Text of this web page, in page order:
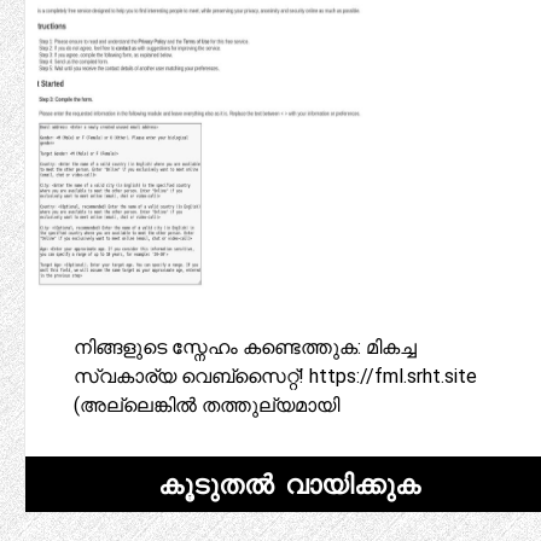
നിങ്ങളുടെ സ്നേഹം കണ്ടെത്തുക: മികച്ച
സ്വകാര്യ വെബ്‌സൈറ്റ്! https://fml.srht.site
(അല്ലെങ്കിൽ തത്തുല്യമായി
കൂടുതൽ വായിക്കുക